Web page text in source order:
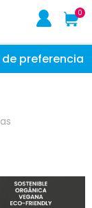
0
preferencia